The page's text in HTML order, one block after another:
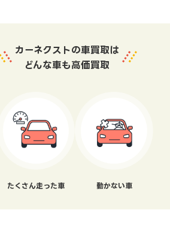
カーネクストの車買取は
どんな車も高価買取
たくさん走った車 動かない車